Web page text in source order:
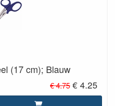
(17 cm); Blauw
€ 4.75 € 4.25